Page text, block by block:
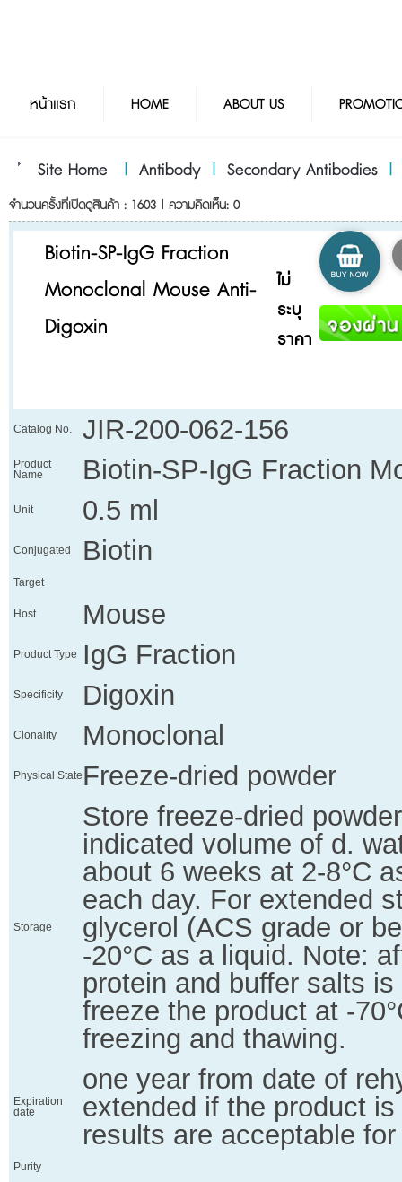
หน้าแรก HOME ABOUT US
Site Home | Antibody | Secondary Antibodies
จำนวนครั้งที่เปิดดูสินค้า : 1603 | ความคิดเห็น: 0
Biotin-SP-IgG Fraction
Monoclonal Mouse Anti-
Digoxin
ไม่
ระบุ
ราคา
Catalog No. JIR-200-062-156
Product
Name
Biotin-SP-IgG Fraction
Unit 0.5 ml
Conjugated Biotin
Target
Host Mouse
Product Type IgG Fraction
Specificity Digoxin
Clonality Monoclonal
Physical State Freeze-dried powder
Storage
Store freeze-dried
indicated volume of d.
about 6 weeks at 2-8°C
each day. For extended
glycerol (ACS grade or
-20°C as a liquid. Note:
protein and buffer salts
freeze the product at -
freezing and thawing.
Expiration
date
one year from date of
extended if the product
results are acceptable
Purity